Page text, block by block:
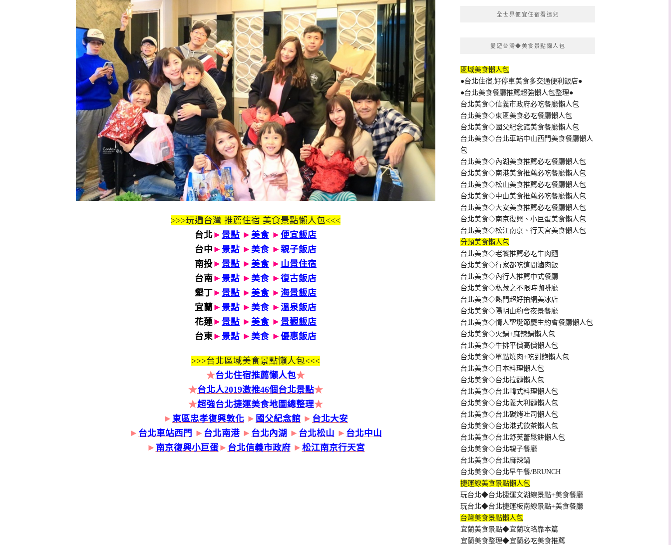
>>>玩遍台灣 推薦住宿 美食景點懶人包<<<
台北► 景點 ► 美食 ► 便宜飯店
台中 ► 景點 ► 美食 ► 親子飯店
南投► 景點 ► 美食 ► 山景住宿
台南► 景點 ► 美食 ► 復古飯店
墾丁► 景點 ► 美食 ► 海景飯店
宜蘭► 景點 ► 美食 ► 溫泉飯店
花蓮► 景點 ► 美食 ► 景觀飯店
台東► 景點 ► 美食 ► 優惠飯店
>>>台北區域美食景點懶人包<<<
★台北住宿推薦懶人包★
★台北人2019激推46個台北景點★
★超強台北捷運美食地圖總整理★
► 東區忠孝復興敦化 ► 國父紀念館 ► 台北大安
► 台北車站西門 ► 台北南港 ► 台北內湖 ► 台北松山 ► 台北中山
► 南京復興小巨蛋► 台北信義市政府► 松江南京行天宮
全世界便宜住宿看這兒
愛遊台灣◆美食景點懶人包
區域美食懶人包
●台北住宿,好停車美食多交通便利飯店●
●台北美食餐廳推薦超強懶人包整理●
台北美食◇信義市政府必吃餐廳懶人包
台北美食◇東區美食必吃餐廳懶人包
台北美食◇國父紀念館美食餐廳懶人包
台北美食◇台北車站中山西門美食餐廳懶人
包
台北美食◇內湖美食推薦必吃餐廳懶人包
台北美食◇南港美食推薦必吃餐廳懶人包
台北美食◇松山美食推薦必吃餐廳懶人包
台北美食◇中山美食推薦必吃餐廳懶人包
台北美食◇大安美食推薦必吃餐廳懶人包
台北美食◇南京復興、小巨蛋美食懶人包
台北美食◇松江南京、行天宮美食懶人包
分類美食懶人包
台北美食◇老饕推薦必吃牛肉麵
台北美食◇行家都吃這間滷肉飯
台北美食◇內行人推薦中式餐廳
台北美食◇私藏之不限時咖啡廳
台北美食◇熱門超好拍網美冰店
台北美食◇陽明山約會夜景餐廳
台北美食◇情人聖誕節慶生約會餐廳懶人包
台北美食◇火鍋+麻辣鍋懶人包
台北美食◇牛排平價高價懶人包
台北美食◇單點燒肉+吃到飽懶人包
台北美食◇日本料理懶人包
台北美食◇台北拉麵懶人包
台北美食◇台北韓式料理懶人包
台北美食◇台北義大利麵懶人包
台北美食◇台北碳烤吐司懶人包
台北美食◇台北港式飲茶懶人包
台北美食◇台北舒芙蕾鬆餅懶人包
台北美食◇台北親子餐廳
台北美食◇台北麻辣鍋
台北美食◇台北早午餐/BRUNCH
捷運線美食景點懶人包
玩台北◆台北捷運文湖線景點+美食餐廳
玩台北◆台北捷運板南線景點+美食餐廳
台灣美食景點懶人包
宜蘭美食景點◆宜蘭攻略靠本篇
宜蘭美食整理◆宜蘭必吃美食推薦